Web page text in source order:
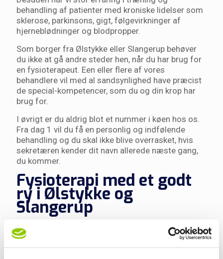
behandling af patienter med kroniske lidelser som
sklerose, parkinsons, gigt, følgevirkninger af
hjerneblødninger og blodpropper.
Som borger fra Ølstykke eller Slangerup behøver
du ikke at gå andre steder hen, når du har brug for
en fysioterapeut. Een eller flere af vores
behandlere vil med al sandsynlighed have præcist
de special-kompetencer, som du og din krop har
brug for.
I øvrigt er du aldrig blot et nummer i køen hos os.
Fra dag 1 vil du få en personlig og indfølende
behandling og du skal ikke blive overrasket, hvis
sekretæren kender dit navn allerede næste gang,
du kommer.
Fysioterapi med et godt
ry i Ølstykke og
Slangerup
Rigtig mange af de timer, der udgør vores liv,
bruger vi, mens vi er på arbejde.